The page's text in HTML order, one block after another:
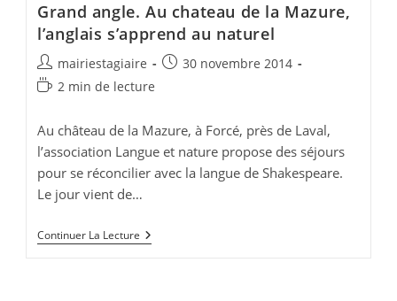
Maisons
Fleuries
Grand angle. Au chateau de la Mazure,
l’anglais s’apprend au naturel
Auteur/autrice
de
mairiestagiaire
Publication
30 novembre 2014
Temps
lecture :
2 min de lecture
Au château de la Mazure, à Forcé, près de Laval,
l’association Langue et nature propose des séjours
pour se réconcilier avec la langue de Shakespeare.
Le jour vient de…
Continuer La Lecture Grand
Angle.